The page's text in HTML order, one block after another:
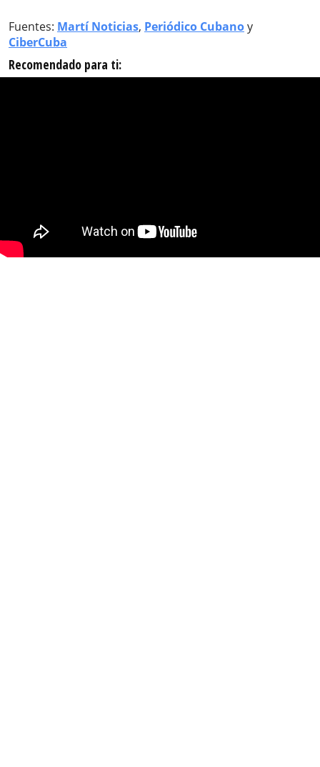
Fuentes: Martí Noticias, Periódico Cubanoy
CiberCuba
Recomendado para ti: